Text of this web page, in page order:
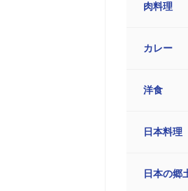
肉料理
カレー
洋食
日本料理
日本の郷